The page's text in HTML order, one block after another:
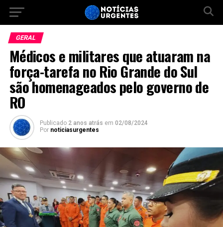
GERAL
Médicos e militares que atuaram na
força-tarefa no Rio Grande do Sul
são homenageados pelo governo de
RO
Publicado 2 anos atrás em 02/08/2024
Por noticiasurgentes